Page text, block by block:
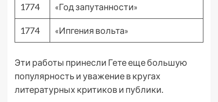
1774 «Год запутанности»
1774 «Ипгения вольта»
Эти работы принесли Гете еще большую
популярность и уважение в кругах
литературных критиков и публики.